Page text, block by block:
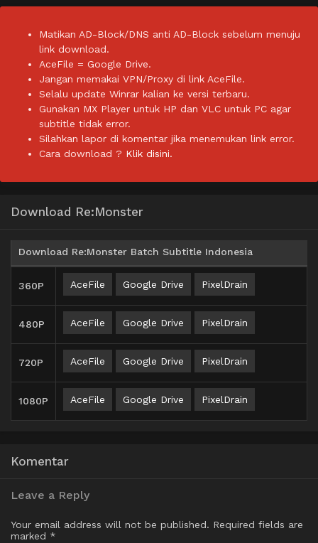
Matikan AD-Block/DNS anti AD-Block sebelum menuju
link download.
AceFile = Google Drive.
Jangan memakai VPN/Proxy di link AceFile.
Selalu update Winrar kalian ke versi terbaru.
Gunakan MX Player untuk HP dan VLC untuk PC agar
subtitle tidak error.
Silahkan lapor di komentar jika menemukan link error.
Cara download ? Klik disini.
Download Re:Monster
Download Re:Monster Batch Subtitle Indonesia
360P AceFile Google Drive PixelDrain
480P AceFile Google Drive PixelDrain
720P AceFile Google Drive PixelDrain
1080P AceFile Google Drive PixelDrain
Komentar
Leave a Reply
Your email address will not be published. Required fields are
marked *